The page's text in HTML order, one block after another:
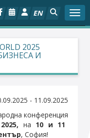
EN
2025
И
- 11.09.2025
конференция
на 10 и 11
, София!